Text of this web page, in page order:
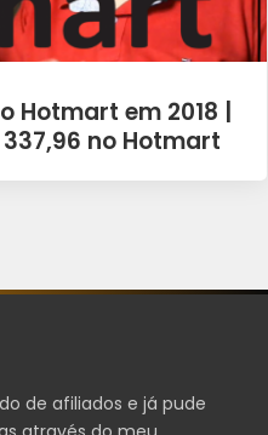
Hotmart em 2018 |
no Hotmart
de afiliados e já pude